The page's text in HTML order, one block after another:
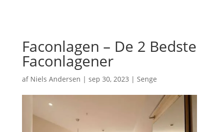
Faconlagen – De 2 Bedste
Faconlagener
af Niels Andersen | sep 30, 2023 | Senge